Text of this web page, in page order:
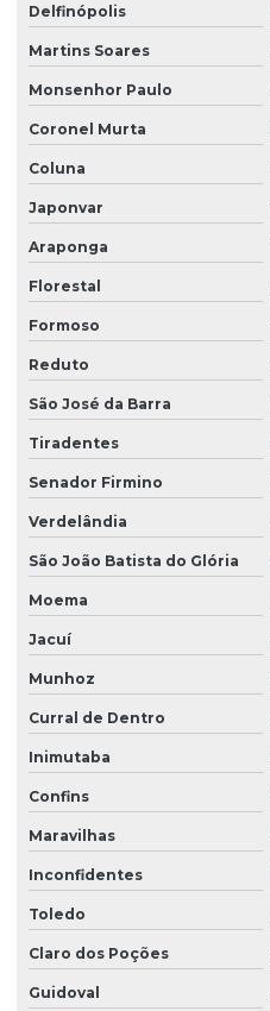
Delfinópolis
Martins Soares
Monsenhor Paulo
Coronel Murta
Coluna
Japonvar
Araponga
Florestal
Formoso
Reduto
São José da Barra
Tiradentes
Senador Firmino
Verdelândia
São João Batista do Glória
Moema
Jacuí
Munhoz
Curral de Dentro
Inimutaba
Confins
Maravilhas
Inconfidentes
Toledo
Claro dos Poções
Guidoval